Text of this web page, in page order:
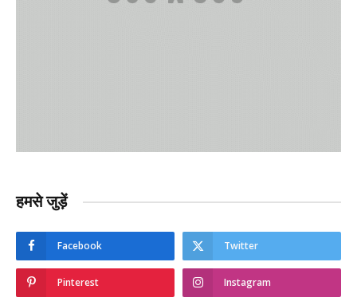
हमसे जुड़ें
Facebook Twitter
Pinterest Instagram